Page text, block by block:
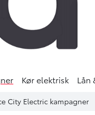
Kør elektrisk Lån
City Electric kampagner